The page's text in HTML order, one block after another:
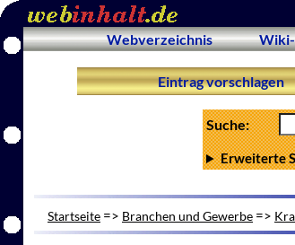
Webverzeichnis
Eintrag vorschlagen
Suche:
Erweiterte
Startseite => Branchen und Gewerbe =>